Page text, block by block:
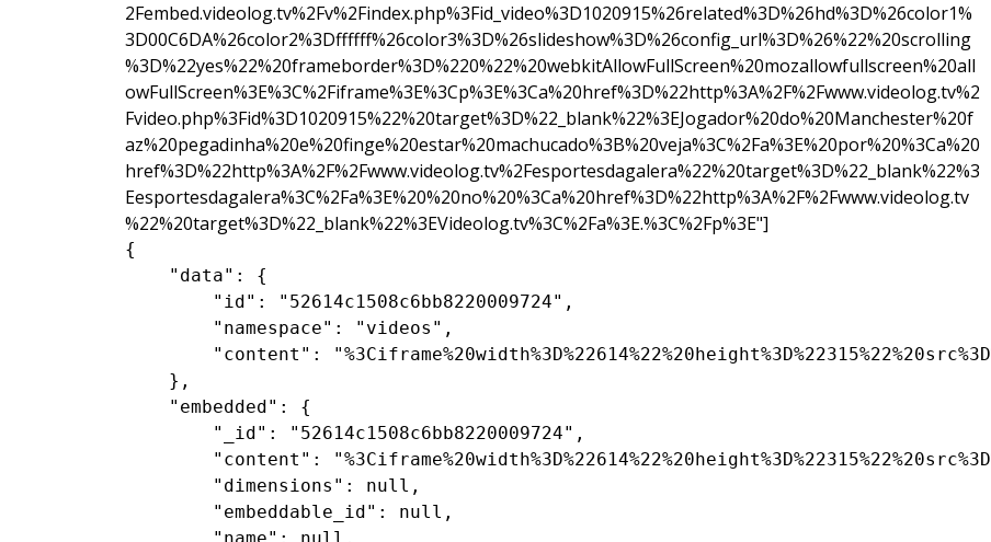
2Fembed.videolog.tv%2Fv%2Findex.php%3Fid_video%3D1020915%26related%3D%26hd%3D%26color1%
3D00C6DA%26color2%3Dffffff%26color3%3D%26slideshow%3D%26config_url%3D%26%22%20scrolling
%3D%22yes%22%20frameborder%3D%220%22%20webkitAllowFullScreen%20mozallowfullscreen%20all
owFullScreen%3E%3C%2Fiframe%3E%3Cp%3E%3Ca%20href%3D%22http%3A%2F%2Fwww.videolog.tv%2
Fvideo.php%3Fid%3D1020915%22%20target%3D%22_blank%22%3EJogador%20do%20Manchester%20f
az%20pegadinha%20e%20finge%20estar%20machucado%3B%20veja%3C%2Fa%3E%20por%20%3Ca%20
href%3D%22http%3A%2F%2Fwww.videolog.tv%2Fesportesdagalera%22%20target%3D%22_blank%22%3
Eesportesdagalera%3C%2Fa%3E%20%20no%20%3Ca%20href%3D%22http%3A%2F%2Fwww.videolog.tv
%22%20target%3D%22_blank%22%3EVideolog.tv%3C%2Fa%3E.%3C%2Fp%3E"]
{
    "data": {
        "id": "52614c1508c6bb8220009724",
        "namespace": "videos",
"content":
    },
    "embedded": {
        "_id": "52614c1508c6bb8220009724",
"content":
        "dimensions": null,
        "embeddable_id": null,